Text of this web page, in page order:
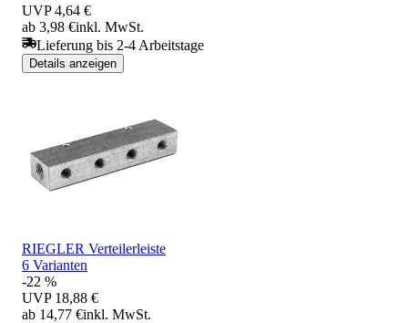
UVP 4,64 €
ab 3,98 €inkl. MwSt.
Lieferung bis 2-4 Arbeitstage
Details anzeigen
RIEGLER Verteilerleiste
6 Varianten
-22 %
UVP 18,88 €
ab 14,77 €inkl. MwSt.